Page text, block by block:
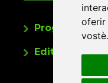
oferir
vostè.
Programa de
Editorials